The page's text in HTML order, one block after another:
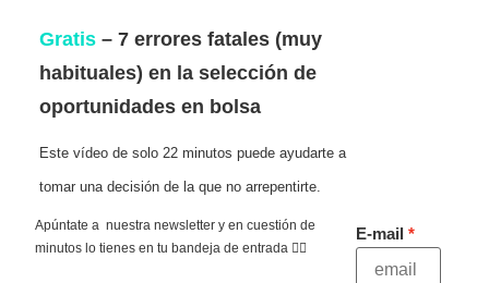
Gratis – 7 errores fatales (muy
habituales) en la selección de
oportunidades en bolsa
Este vídeo de solo 22 minutos puede ayudarte a
tomar una decisión de la que no arrepentirte.
Apúntate a nuestra newsletter y en cuestión de
minutos lo tienes en tu bandeja de entrada 👇🏻
E-mail